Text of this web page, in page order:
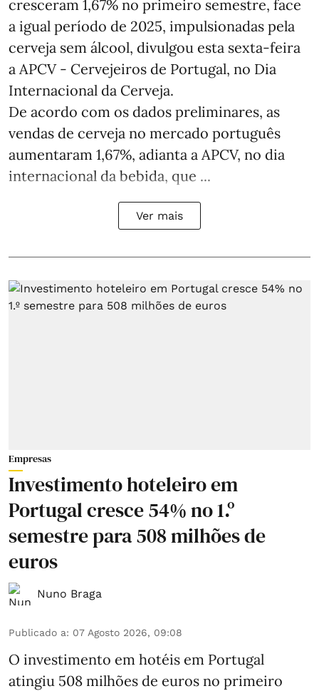
cresceram 1,67% no primeiro semestre, face
a igual período de 2025, impulsionadas pela
cerveja sem álcool, divulgou esta sexta-feira
a APCV - Cervejeiros de Portugal, no Dia
Internacional da Cerveja.
De acordo com os dados preliminares, as
vendas de cerveja no mercado português
aumentaram 1,67%, adianta a APCV, no dia
internacional da bebida, que ...
Ver mais
Empresas
Investimento hoteleiro em
Portugal cresce 54% no 1.º
semestre para 508 milhões de
euros
Nuno Braga
Publicado a: 07 Agosto 2026, 09:08
O investimento em hotéis em Portugal
atingiu 508 milhões de euros no primeiro